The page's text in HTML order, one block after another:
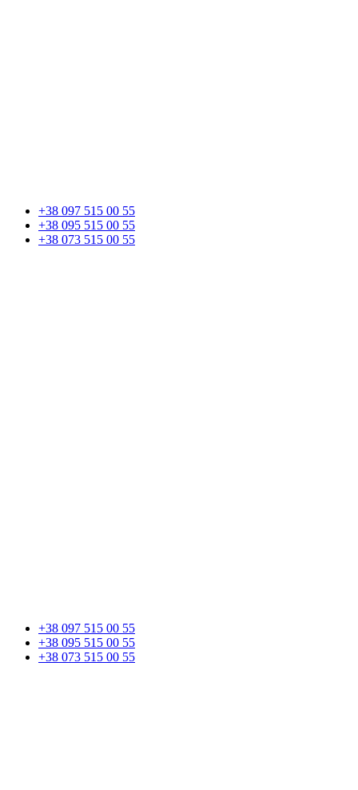
+38 097 515 00 55
+38 095 515 00 55
+38 073 515 00 55
+38 097 515 00 55
+38 095 515 00 55
+38 073 515 00 55